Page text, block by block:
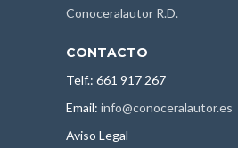
Conoceralautor R.D.
CONTACTO
Telf.: 661 917 267
Email: info@conoceralautor.es
Aviso Legal